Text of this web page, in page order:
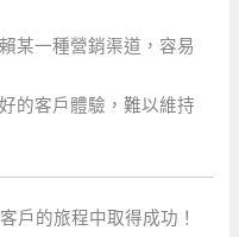
某一種營銷渠道，容易
的客戶體驗，難以維持
戶的旅程中取得成功！